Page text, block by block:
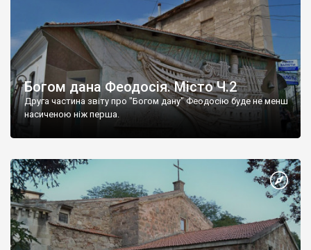
Богом дана Феодосія. Місто Ч.2
Друга частина звіту про "Богом дану" Феодосію буде не менш
насиченою ніж перша.